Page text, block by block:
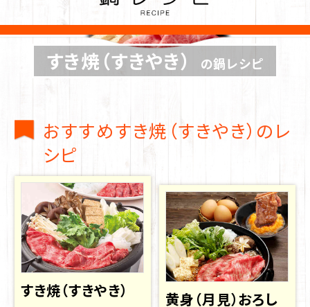
すき焼（すきやき） の鍋レシピ
おすすめすき焼（すきやき）のレ
シピ
すき焼（すきやき）
黄身（月見）おろし